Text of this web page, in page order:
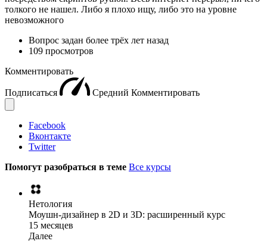
толкого не нашел. Либо я плохо ищу, либо это на уровне
невозможного
Вопрос задан более трёх лет назад
109 просмотров
Комментировать
Подписаться Средний Комментировать
Facebook
Вконтакте
Twitter
Помогут разобраться в теме Все курсы
Нетология
Моушн-дизайнер в 2D и 3D: расширенный курс
15 месяцев
Далее